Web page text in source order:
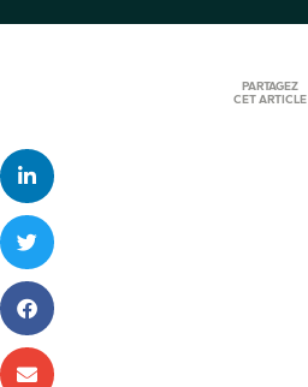
PARTAGEZ
CET ARTICLE